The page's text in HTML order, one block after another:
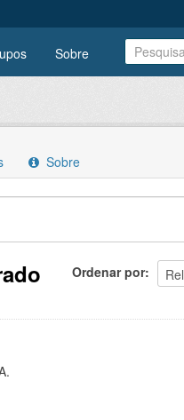
Sobre
Sobre
Ordenar por